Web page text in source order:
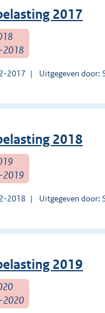
2017
2018
2017 Uitgegeven door:
2018
2019
2018 Uitgegeven door:
2019
2020